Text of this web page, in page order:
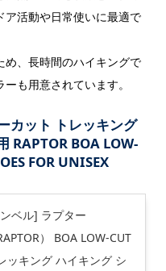
ア活動や日常使いに最適で
め、長時間のハイキングで
も用意されています。
カット トレッキング
RAPTOR BOA LOW-
FOR UNISEX
ベル] ラプター
） BOA LOW-CUT
ッキング ハイキング シ